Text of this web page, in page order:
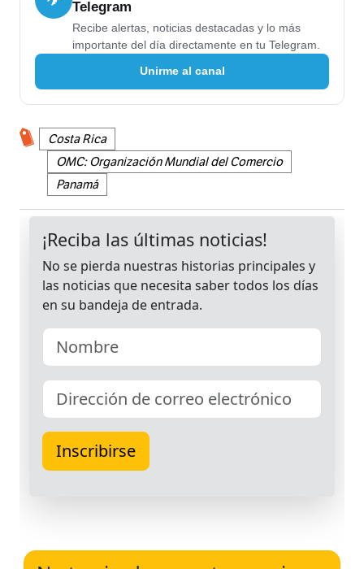
Telegram
Recibe alertas, noticias destacadas y lo más
importante del día directamente en tu Telegram.
Unirme al canal
Costa Rica
OMC: Organización Mundial del Comercio
Panamá